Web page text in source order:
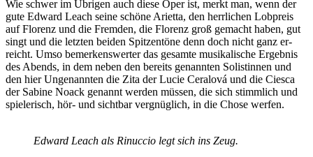
Wie schwer im Üb­ri­gen auch die­se Oper ist, merkt man, wenn der
gute Ed­ward Leach sei­ne schö­ne Ari­et­ta, den herr­li­chen Lob­preis
auf Flo­renz und die Frem­den, die Flo­renz groß ge­macht ha­ben, gut
singt und die letz­ten bei­den Spit­zen­tö­ne denn doch nicht ganz er­
reicht. Umso be­mer­kens­wer­ter das ge­sam­te mu­si­ka­li­sche Er­geb­nis
des Abends, in dem ne­ben den be­reits ge­nann­ten So­lis­tin­nen und
den hier Un­ge­nann­ten die Zita der Lu­cie Ceralo­vá und die Ci­e­s­ca
der Sa­bi­ne Noack ge­nannt wer­den müs­sen, die sich stimm­lich und
spie­le­risch, hör- und sicht­bar ver­gnüg­lich, in die Cho­se werfen.
Ed­ward Leach als Ri­nuc­cio legt sich ins Zeug.